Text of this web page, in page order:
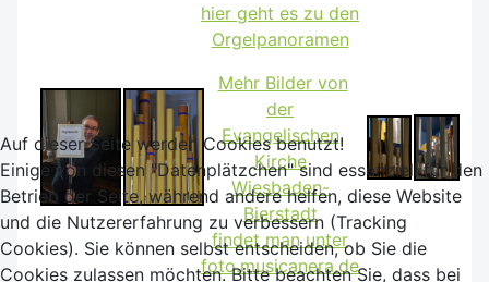
hier geht es zu den
Orgelpanoramen
Mehr Bilder von
der
Evangelischen
Kirche
Wiesbaden-
Bierstadt
findet man unter
foto.musicanera.de
Auf dieser Seite werden Cookies benutzt!
Einige von diesen "Datenplätzchen" sind essenziell für den
Betrieb der Seite, während andere helfen, diese Website
und die Nutzererfahrung zu verbessern (Tracking
Cookies). Sie können selbst entscheiden, ob Sie die
Cookies zulassen möchten. Bitte beachten Sie, dass bei